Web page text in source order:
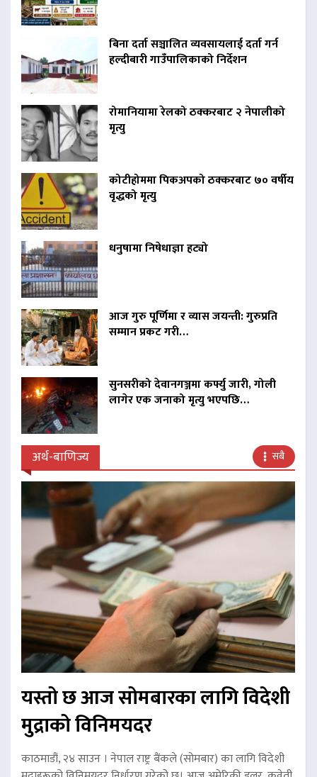
बिना दर्ता सञ्चालित व्यवसायलाई दर्ता गर्न
हल्दीबारी गाउँपालिकाको निर्देशन
रोमानियामा रेलको ठक्करबाट २ नेपालीको
मृत्यु
कोटीहोममा पिकअपको ठक्करबाट ७० वर्षीय
वृद्धको मृत्यु
धनुषामा निषेधाज्ञा हट्यो
आज गुरु पूर्णिमा र व्यास जयन्ती: गुरुप्रति
सम्मान प्रकट गरी…
सुनसरीको देवानगञ्जमा कर्फ्यु जारी, गोली
लागेर एक जनाको मृत्यु भएपछि…
अर्थ-बाणिज्य सबै
यस्तो छ आज सोमबारका लागि विदेशी
मुद्राको विनिमयदर
काठमाडौं, २४ साउन । नेपाल राष्ट्र बैंकले (सोमबार) का लागि विदेशी